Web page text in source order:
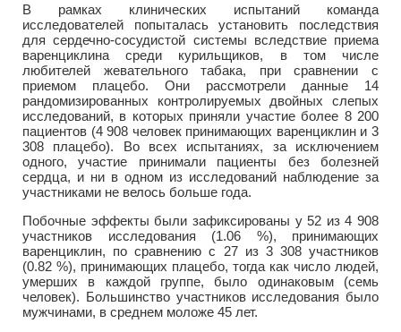
В рамках клинических испытаний команда
исследователей попыталась установить последствия
для сердечно-сосудистой системы вследствие приема
варенциклина среди курильщиков, в том числе
любителей жевательного табака, при сравнении с
приемом плацебо. Они рассмотрели данные 14
рандомизированных контролируемых двойных слепых
исследований, в которых приняли участие более 8 200
пациентов (4 908 человек принимающих варенциклин и 3
308 плацебо). Во всех испытаниях, за исключением
одного, участие принимали пациенты без болезней
сердца, и ни в одном из исследований наблюдение за
участниками не велось больше года.
Побочные эффекты были зафиксированы у 52 из 4 908
участников исследования (1.06 %), принимающих
варенциклин, по сравнению с 27 из 3 308 участников
(0.82 %), принимающих плацебо, тогда как число людей,
умерших в каждой группе, было одинаковым (семь
человек). Большинство участников исследования было
мужчинами, в среднем моложе 45 лет.